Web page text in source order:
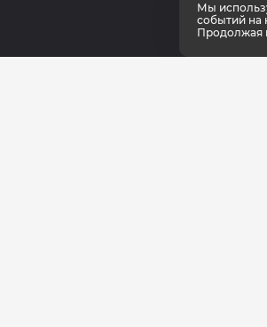
Мы
событий на
Продолжая